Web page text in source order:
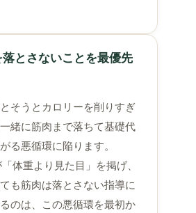
とさないことを最優先
そうとカロリーを削りすぎ
緒に筋肉まで落ちて基礎代
る悪循環に陥ります。
体重より見た目」を掲げ、
も筋肉は落とさない指導に
のは、この悪循環を最初か